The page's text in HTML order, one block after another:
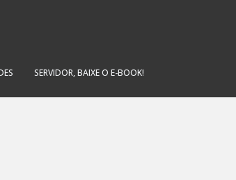
SERVIDOR, BAIXE O E-BOOK!